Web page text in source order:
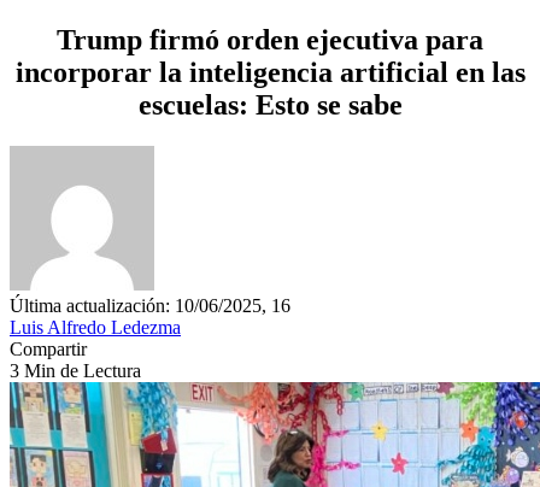
Trump firmó orden ejecutiva para
incorporar la inteligencia artificial en las
escuelas: Esto se sabe
Última actualización: 10/06/2025, 16
Luis Alfredo Ledezma
Compartir
3 Min de Lectura